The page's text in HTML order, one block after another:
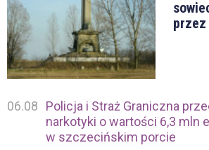
06.08
Policja i Straż Graniczna
narkotyki o wartości 6,3 mln
w szczecińskim porcie